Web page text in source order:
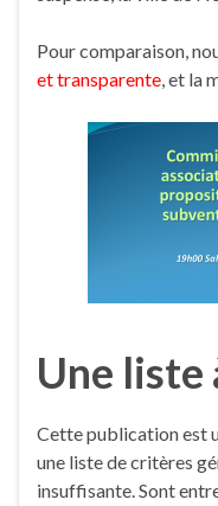
Pour comparaison,
et transparente, et la
Une liste
Cette publication est
une liste de critères
insuffisante. Sont